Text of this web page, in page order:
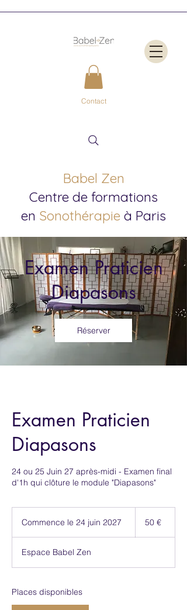
Babel Zen
Centre de formations
en Sonothérapie à Paris
Contact
Examen Praticien
Diapasons
Réserver
Examen Praticien
Diapasons
24 ou 25 Juin 27 après-midi - Examen final
d'1h qui clôture le module "Diapasons"
Commence le 24 juin 2027
e
50 €
Espace Babel Zen
Places disponibles